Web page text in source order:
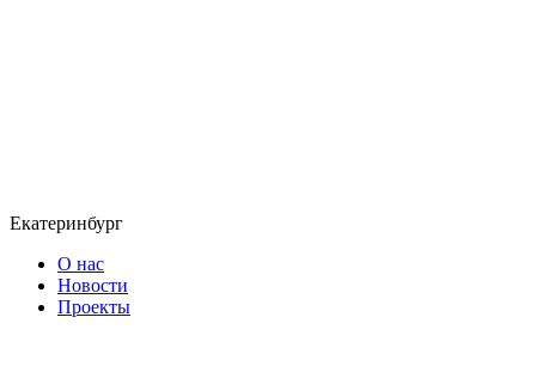
Екатеринбург
О нас
Новости
Проекты